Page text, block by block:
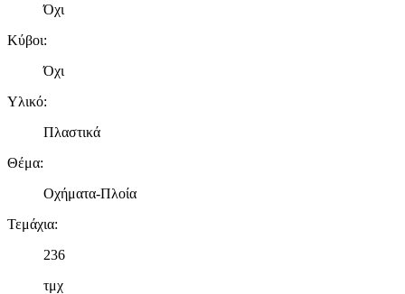
Όχι
Κύβοι:
Όχι
Υλικό:
Πλαστικά
Θέμα:
Οχήματα-Πλοία
Τεμάχια:
236
τμχ